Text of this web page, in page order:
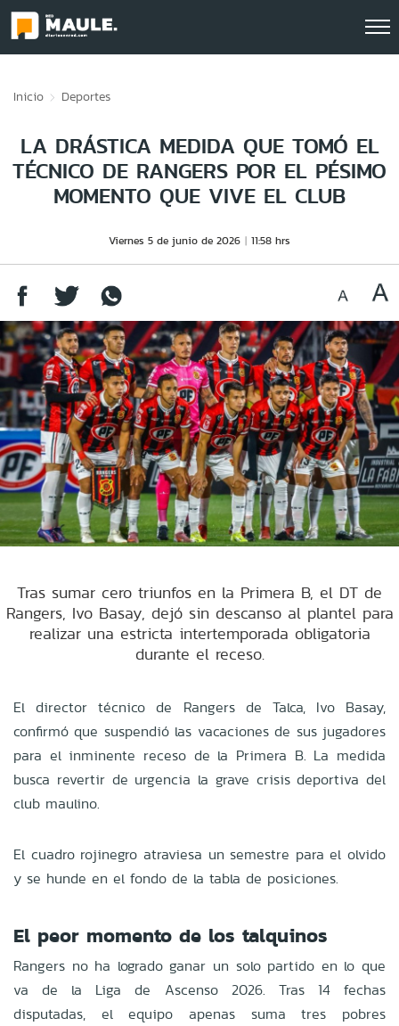
Inicio Deportes
LA DRÁSTICA MEDIDA QUE TOMÓ EL
TÉCNICO DE RANGERS POR EL PÉSIMO
MOMENTO QUE VIVE EL CLUB
Viernes 5 de junio de 2026 11:58 hrs
Tras sumar cero triunfos en la Primera B, el DT de
Rangers, Ivo Basay, dejó sin descanso al plantel para
realizar una estricta intertemporada obligatoria
durante el receso.
El director técnico de Rangers de Talca, Ivo Basay,
confirmó que suspendió las vacaciones de sus jugadores
para el inminente receso de la Primera B. La medida
busca revertir de urgencia la grave crisis deportiva del
club maulino.
El cuadro rojinegro atraviesa un semestre para el olvido
y se hunde en el fondo de la tabla de posiciones.
El peor momento de los talquinos
Rangers no ha logrado ganar un solo partido en lo que
va de la Liga de Ascenso 2026. Tras 14 fechas
disputadas, el equipo apenas suma tres pobres